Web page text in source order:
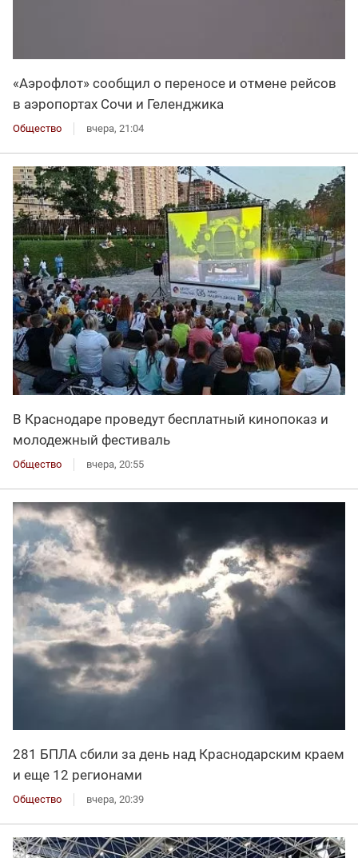
«Аэрофлот» сообщил о переносе и отмене рейсов
в аэропортах Сочи и Геленджика
Общество вчера, 21:04
В Краснодаре проведут бесплатный кинопоказ и
молодежный фестиваль
Общество вчера, 20:55
281 БПЛА сбили за день над Краснодарским краем
и еще 12 регионами
Общество вчера, 20:39